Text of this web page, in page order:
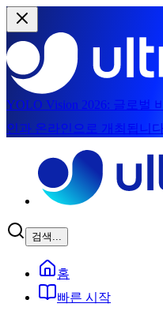
YOLO Vision 2026: 글로벌
인과 온라인으로 개최됩니
검색...
홈
빠른 시작